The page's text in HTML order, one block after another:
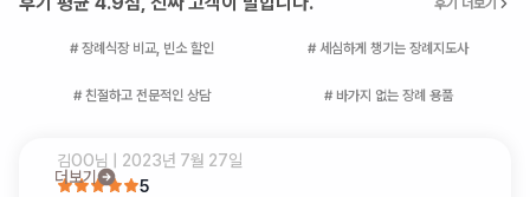
후기 더보기
# 장례식장 비교, 빈소 할인 # 세심하게 챙기는 장례지도사
# 친절하고 전문적인 상담 # 바가지 없는 장례 용품
더보기
김OO님 | 2023년 7월 27일
5